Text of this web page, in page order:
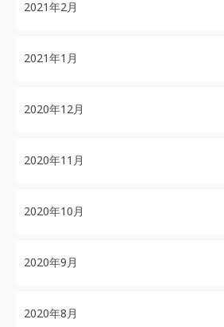
2021年2月
2021年1月
2020年12月
2020年11月
2020年10月
2020年9月
2020年8月